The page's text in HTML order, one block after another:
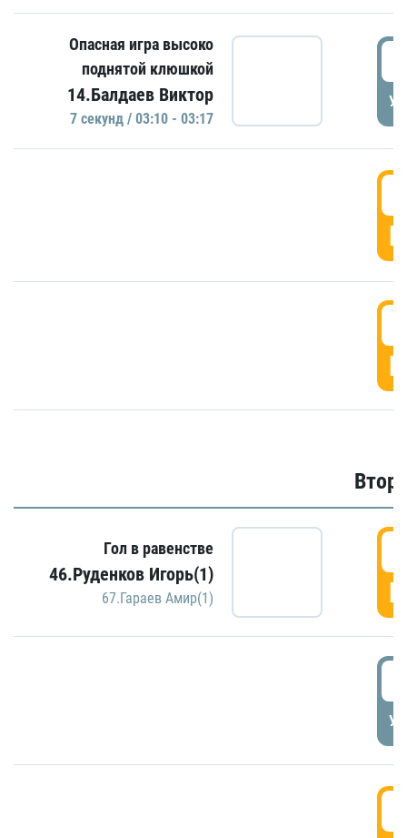
Опасная игра высоко
поднятой клюшкой
14.Балдаев Виктор
7 секунд / 03:10 - 03:17
Гол в равенстве
46.Руденков Игорь(1)
67.Гараев Амир(1)